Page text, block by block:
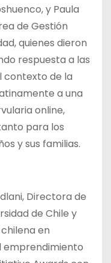
y Paula
de Gestión
quienes dieron
respuesta a las
contexto de la
a una
online,
para los
y sus familias.
Directora de
de Chile y
en
emprendimiento